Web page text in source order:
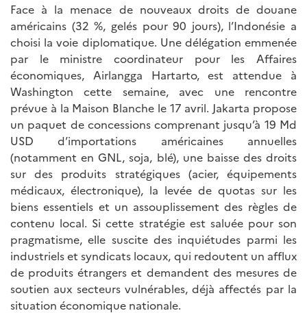
Face à la menace de nouveaux droits de douane
américains (32 %, gelés pour 90 jours), l’Indonésie a
choisi la voie diplomatique. Une délégation emmenée
par le ministre coordinateur pour les Affaires
économiques, Airlangga Hartarto, est attendue à
Washington cette semaine, avec une rencontre
prévue à la Maison Blanche le 17 avril. Jakarta propose
un paquet de concessions comprenant jusqu’à 19 Md
USD d’importations américaines annuelles
(notamment en GNL, soja, blé), une baisse des droits
sur des produits stratégiques (acier, équipements
médicaux, électronique), la levée de quotas sur les
biens essentiels et un assouplissement des règles de
contenu local. Si cette stratégie est saluée pour son
pragmatisme, elle suscite des inquiétudes parmi les
industriels et syndicats locaux, qui redoutent un afflux
de produits étrangers et demandent des mesures de
soutien aux secteurs vulnérables, déjà affectés par la
situation économique nationale.